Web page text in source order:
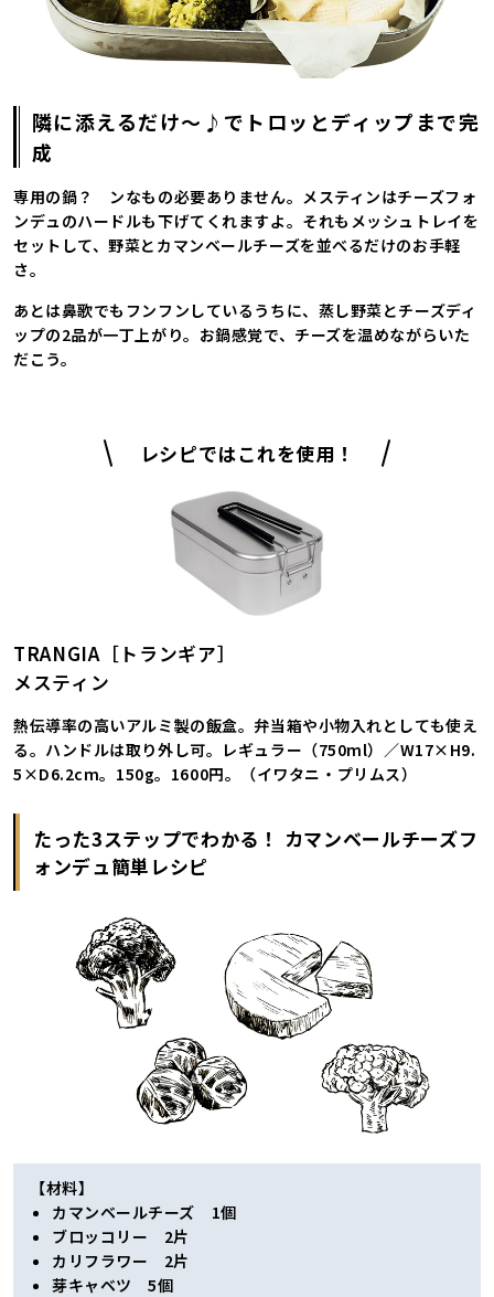
隣に添えるだけ～♪でトロッとディップまで完
成
専用の鍋？ ンなもの必要ありません。メスティンはチーズフォ
ンデュのハードルも下げてくれますよ。それもメッシュトレイを
セットして、野菜とカマンベールチーズを並べるだけのお手軽
さ。
あとは鼻歌でもフンフンしているうちに、蒸し野菜とチーズディ
ップの2品が一丁上がり。お鍋感覚で、チーズを温めながらいた
だこう。
レシピではこれを使用！
TRANGIA［トランギア］
メスティン
熱伝導率の高いアルミ製の飯盒。弁当箱や小物入れとしても使え
る。ハンドルは取り外し可。レギュラー（750ml）／W17×H9.
5×D6.2cm。150g。1600円。（イワタニ・プリムス）
たった3ステップでわかる！ カマンベールチーズフ
ォンデュ簡単レシピ
【材料】
カマンベールチーズ 1個
ブロッコリー 2片
カリフラワー 2片
芽キャベツ 5個